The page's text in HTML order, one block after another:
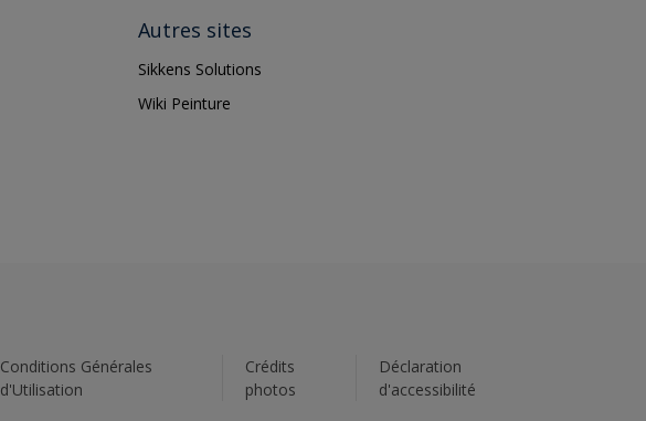
Autres sites
Sikkens Solutions
Wiki Peinture
Conditions Générales
d'Utilisation
Crédits
photos
Déclaration
d'accessibilité